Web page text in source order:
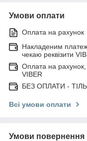
Умови оплати
Оплата на рахунок
Накладеним
чекаю реквізити
Оплата на рахунок,
VIBER
БЕЗ ОПЛАТИ -
Всі умови оплати
Умови повернення